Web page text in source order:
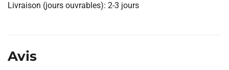
Livraison (jours ouvrables): 2-3 jours
Avis